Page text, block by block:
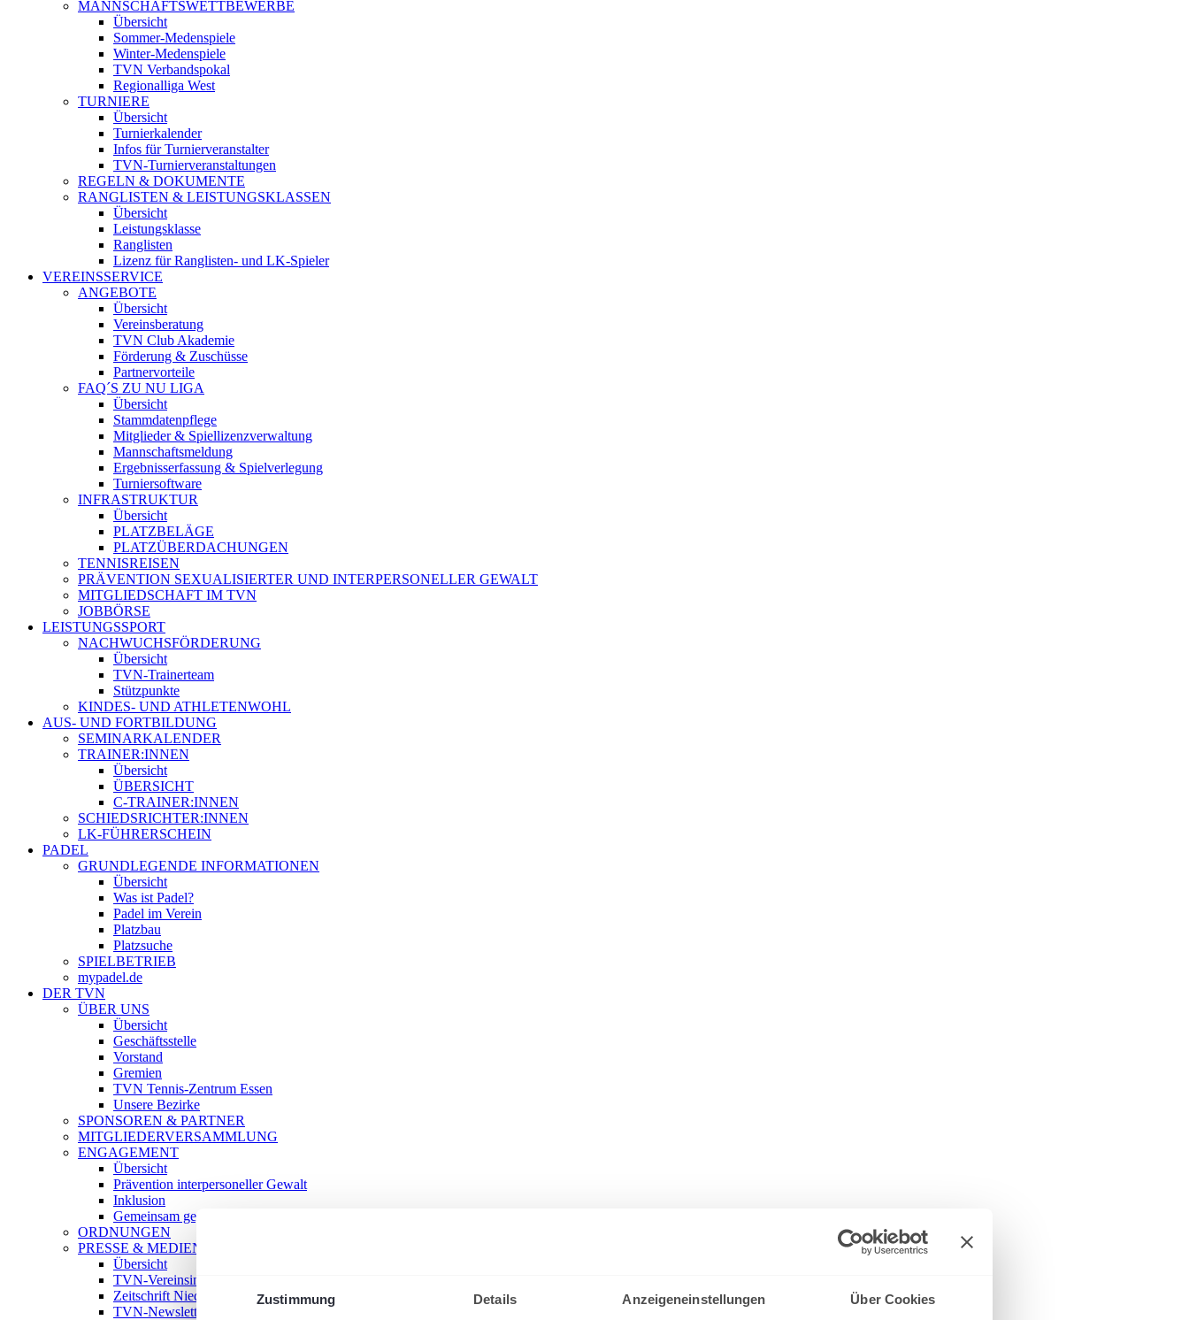
Zustimmung Details Anzeigeneinstellungen Über Cookies
MANNSCHAFTSWETTBEWERBE
Übersicht
Sommer-Medenspiele
Winter-Medenspiele
TVN Verbandspokal
Regionalliga West
TURNIERE
Übersicht
Turnierkalender
Infos für Turnierveranstalter
TVN-Turnierveranstaltungen
REGELN & DOKUMENTE
RANGLISTEN & LEISTUNGSKLASSEN
Übersicht
Leistungsklasse
Ranglisten
Lizenz für Ranglisten- und LK-Spieler
VEREINSSERVICE
ANGEBOTE
Übersicht
Vereinsberatung
TVN Club Akademie
Förderung & Zuschüsse
Partnervorteile
FAQ´S ZU NU LIGA
Übersicht
Stammdatenpflege
Mitglieder & Spiellizenzverwaltung
Mannschaftsmeldung
Ergebnisserfassung & Spielverlegung
Turniersoftware
INFRASTRUKTUR
Übersicht
PLATZBELÄGE
PLATZÜBERDACHUNGEN
TENNISREISEN
PRÄVENTION SEXUALISIERTER UND INTERPERSONELLER GEWALT
MITGLIEDSCHAFT IM TVN
JOBBÖRSE
LEISTUNGSSPORT
NACHWUCHSFÖRDERUNG
Übersicht
TVN-Trainerteam
Stützpunkte
KINDES- UND ATHLETENWOHL
AUS- UND FORTBILDUNG
SEMINARKALENDER
TRAINER:INNEN
Übersicht
ÜBERSICHT
C-TRAINER:INNEN
SCHIEDSRICHTER:INNEN
LK-FÜHRERSCHEIN
PADEL
GRUNDLEGENDE INFORMATIONEN
Übersicht
Was ist Padel?
Padel im Verein
Platzbau
Platzsuche
SPIELBETRIEB
mypadel.de
DER TVN
ÜBER UNS
Übersicht
Geschäftsstelle
Vorstand
Gremien
TVN Tennis-Zentrum Essen
Unsere Bezirke
SPONSOREN & PARTNER
MITGLIEDERVERSAMMLUNG
ENGAGEMENT
Übersicht
Prävention interpersoneller Gewalt
Inklusion
Gemeinsam gegen Doping
ORDNUNGEN
PRESSE & MEDIEN
Übersicht
TVN-Vereinsinfo
Zeitschrift Niederrhein Tennis
TVN-Newsletter